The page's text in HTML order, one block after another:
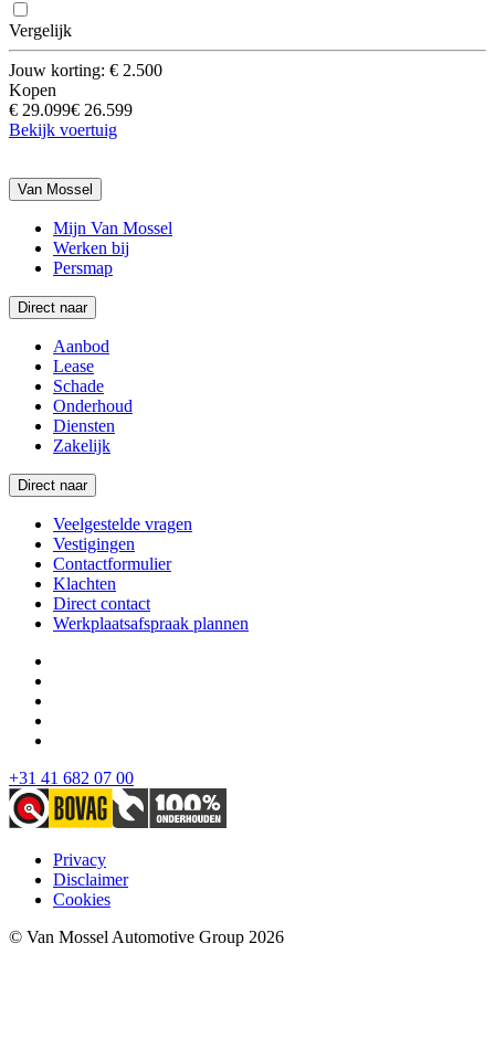
Vergelijk
Jouw korting: € 2.500
Kopen
€ 29.099€ 26.599
Bekijk voertuig
Van Mossel
Mijn Van Mossel
Werken bij
Persmap
Direct naar
Aanbod
Lease
Schade
Onderhoud
Diensten
Zakelijk
Direct naar
Veelgestelde vragen
Vestigingen
Contactformulier
Klachten
Direct contact
Werkplaatsafspraak plannen
+31 41 682 07 00
Privacy
Disclaimer
Cookies
© Van Mossel Automotive Group 2026